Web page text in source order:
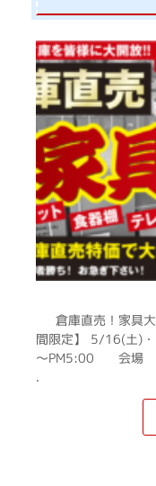
倉庫直売！家具
間限定】 5/16(土)
～PM5:00 会場
.